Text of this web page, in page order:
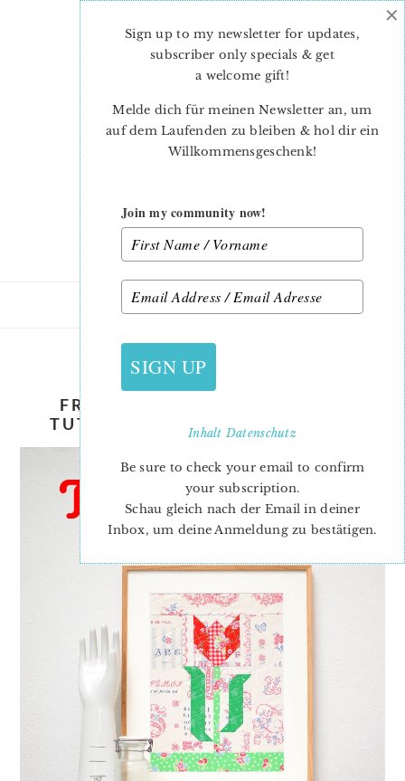
FRAMED TULIP MINI QUILT –
TUTORIAL & PATTERN ADD-ON
Sign up to my newsletter for updates,
subscriber only specials & get
a welcome gift!
Melde dich für meinen Newsletter an, um
auf dem Laufenden zu bleiben & hol dir ein
Willkommensgeschenk!
Join my community now!
SIGN UP
InhaltDatenschutz
Be sure to check your email to confirm
your subscription.
Schau gleich nach der Email in deiner
Inbox, um deine Anmeldung zu bestätigen.
×